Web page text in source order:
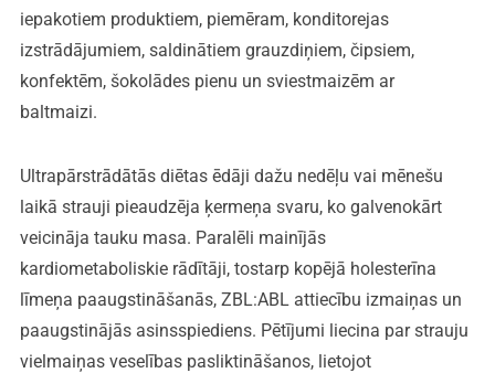
iepakotiem produktiem, piemēram, konditorejas
izstrādājumiem, saldinātiem grauzdiņiem, čipsiem,
konfektēm, šokolādes pienu un sviestmaizēm ar
baltmaizi.
Ultrapārstrādātās diētas ēdāji dažu nedēļu vai mēnešu
laikā strauji pieaudzēja ķermeņa svaru, ko galvenokārt
veicināja tauku masa. Paralēli mainījās
kardiometaboliskie rādītāji, tostarp kopējā holesterīna
līmeņa paaugstināšanās, ZBL:ABL attiecību izmaiņas un
paaugstinājās asinsspiediens. Pētījumi liecina par strauju
vielmaiņas veselības pasliktināšanos, lietojot